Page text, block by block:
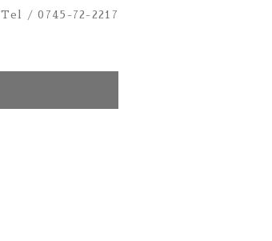
Tel /0745-72-2217